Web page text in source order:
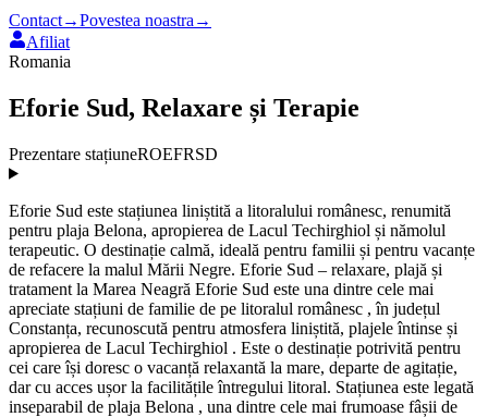
Contact→Povestea noastra →
Afiliat
Romania
Eforie Sud, Relaxare și Terapie
Prezentare stațiuneROEFRSD
Eforie Sud este stațiunea liniștită a litoralului românesc, renumită
pentru plaja Belona, apropierea de Lacul Techirghiol și nămolul
terapeutic. O destinație calmă, ideală pentru familii și pentru vacanțe
de refacere la malul Mării Negre. Eforie Sud – relaxare, plajă și
tratament la Marea Neagră Eforie Sud este una dintre cele mai
apreciate stațiuni de familie de pe litoralul românesc , în județul
Constanța, recunoscută pentru atmosfera liniștită, plajele întinse și
apropierea de Lacul Techirghiol . Este o destinație potrivită pentru
cei care își doresc o vacanță relaxantă la mare, departe de agitație,
dar cu acces ușor la facilitățile întregului litoral. Stațiunea este legată
inseparabil de plaja Belona , una dintre cele mai frumoase fâșii de